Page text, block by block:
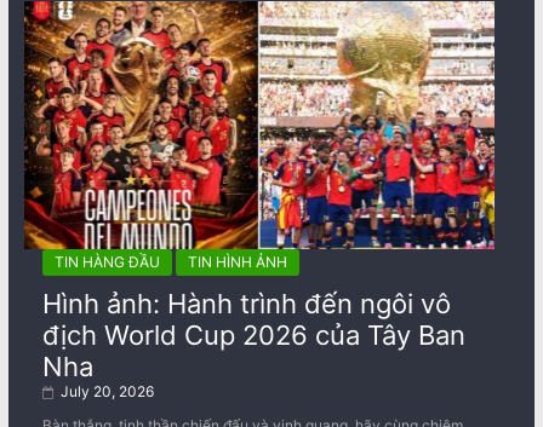
TIN HÀNG ĐẦU TIN HÌNH ẢNH
Hình ảnh: Hành trình đến ngôi vô
địch World Cup 2026 của Tây Ban
Nha
July 20, 2026